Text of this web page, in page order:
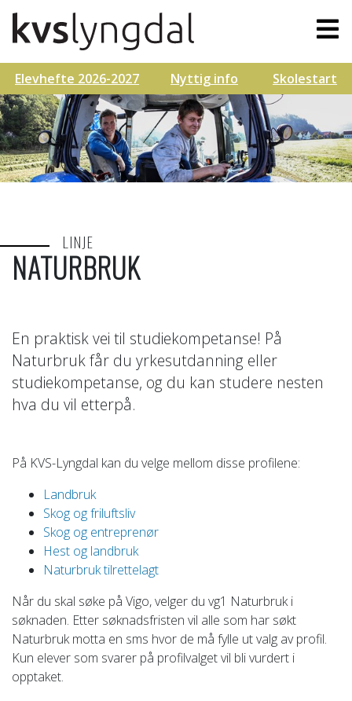
Elevhefte 2026-2027 Nyttig info Skolestart
LINJE
NATURBRUK
En praktisk vei til studiekompetanse! På
Naturbruk får du yrkesutdanning eller
studiekompetanse, og du kan studere nesten
hva du vil etterpå.
På KVS-Lyngdal kan du velge mellom disse profilene:
Landbruk
Skog og friluftsliv
Skog og entreprenør
Hest og landbruk
Naturbruk tilrettelagt
Når du skal søke på Vigo, velger du vg1 Naturbruk i
søknaden. Etter søknadsfristen vil alle som har søkt
Naturbruk motta en sms hvor de må fylle ut valg av profil.
Kun elever som svarer på profilvalget vil bli vurdert i
opptaket.